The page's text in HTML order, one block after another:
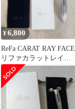
¥6,800
ReFa CARAT RAY FACE
リファカラットレイフ
ェイス 付属品あり